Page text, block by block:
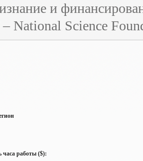
и
– National Science
часа работы ($):